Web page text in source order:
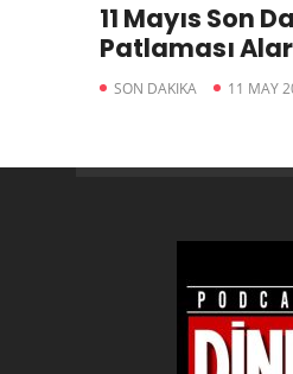
11 Mayıs Son
Patlaması
SON DAKIKA 11 MAY